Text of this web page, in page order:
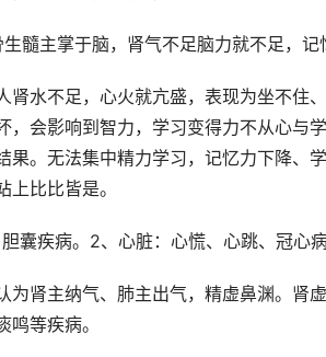
髓主掌于脑，肾气不足脑力就不足，记
肾水不足，心火就亢盛，表现为坐不住
，会影响到智力，学习变得力不从心与
果。无法集中精力学习，记忆力下降、
比比皆是。
囊疾病。2、心脏：心慌、心跳、冠心病
为肾主纳气、肺主出气，精虚鼻渊。肾
等疾病。